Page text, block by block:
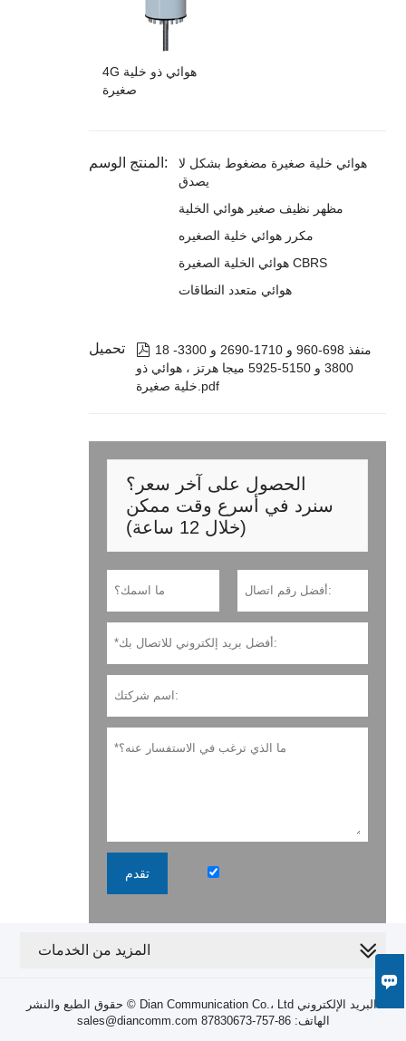

4G هوائي ذو خلية
صغيرة
المنتج الوسم:
هوائي خلية صغيرة مضغوط بشكل لا
يصدق
مظهر نظيف صغير هوائي الخلية
مكرر هوائي خلية الصغيره
هوائي الخلية الصغيرة CBRS
هوائي متعدد النطاقات
تحميل  18 منفذ 698-960 و 1710-2690 و 3300-
3800 و 5150-5925 ميجا هرتز ، هوائي ذو
خلية صغيرة.pdf
الحصول على آخر سعر؟
سنرد في أسرع وقت ممكن
(خلال 12 ساعة)
تقدم سياسة خاصة
المزيد من الخدمات
حقوق الطبع والنشر © Dian Communication Co.، Ltd البريد الإلكتروني:
sales@diancomm.com الهاتف: 86-757-87830673